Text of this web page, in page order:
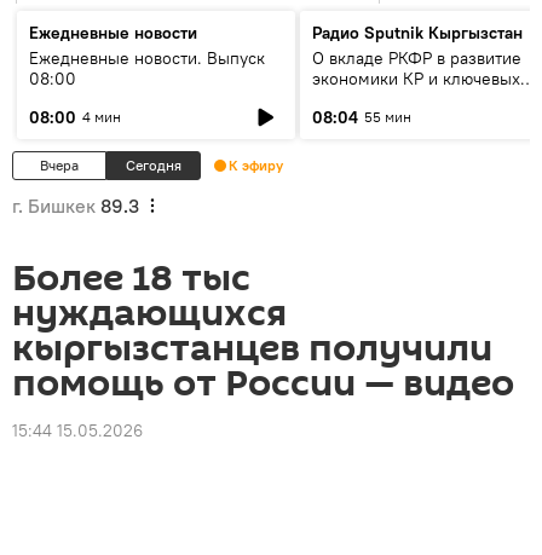
Ежедневные новости
Ежедневные новости. Выпуск
08:00
08:00 4 мин
Радио Sputnik Кыргызстан
О вкладе РКФР в развитие
экономики КР и ключевых
08:04 55 мин
Вчера Сегодня К эфиру
г. Бишкек 89.3
Более 18 тыс
нуждающихся
кыргызстанцев получили
помощь от России — видео
15:44 15.05.2026